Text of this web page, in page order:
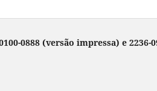
0888 (versão impressa) e